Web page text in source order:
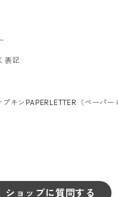
ショップに質問する
菜・ドリンク柄
フレア
表記
キンPAPERLETTER（ペーパー